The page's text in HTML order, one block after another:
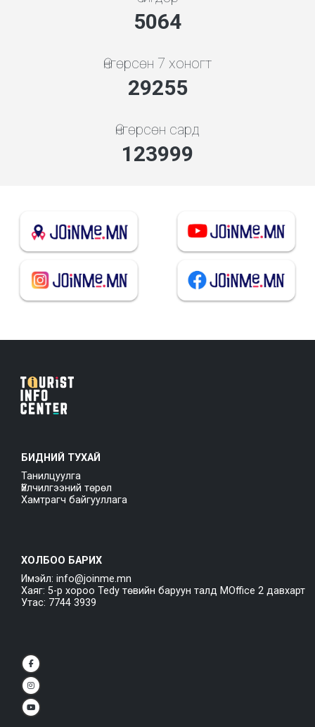
5453
Өнгөрсөн 7 хоногт
31506
Өнгөрсөн сард
133538
БИДНИЙ ТУХАЙ
Танилцуулга
Үйлчилгээний төрөл
Хамтрагч байгууллага
ХОЛБОО БАРИХ
Имэйл: info@joinme.mn
Хаяг: 5-р хороо Tedy төвийн баруун талд MOffice 2 давхарт
Утас: 7744 3939